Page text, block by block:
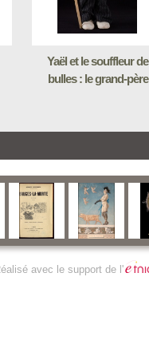
Yaël et le souffleur de
bulles : le grand-père
avec le support de l'